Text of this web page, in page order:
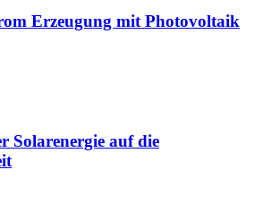
Erzeugung mit Photovoltaik
Solarenergie auf die